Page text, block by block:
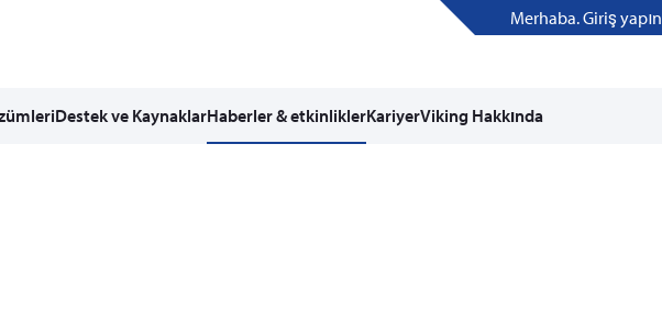
Merhaba. Giriş yapın
Destek ve KaynaklarHaberler & etkinliklerKariyerViking Hakkında